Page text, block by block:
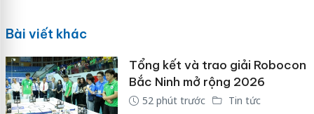
Bài viết khác
Tổng kết và trao giải Robocon
Bắc Ninh mở rộng 2026
52 phút trước Tin tức